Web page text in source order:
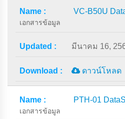
VC-B50U
เอกสารข้อมูล
มีนาคม 16,
ดาวน์โหลด
PTH-01
เอกสารข้อมูล